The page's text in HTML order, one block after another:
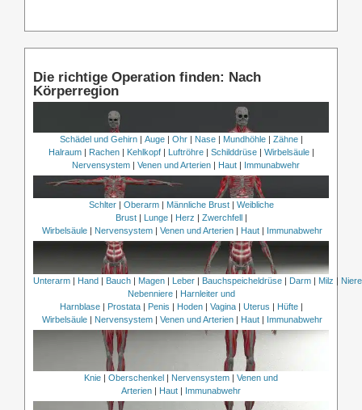
Die richtige Operation finden: Nach
Körperregion
Schädel und Gehirn| Auge| Ohr| Nase| Mundhöhle| Zähne|
Halraum| Rachen| Kehlkopf| Luftröhre| Schilddrüse| Wirbelsäule|
Nervensystem | Venen und Arterien | Haut | Immunabwehr
Schlter| Oberarm| Männliche Brust| Weibliche
Brust| Lunge| Herz Zwerchfell
Wirbelsäule
Nervensystem Venen und Arterien Haut Immunabwehr
Unterarm| Hand Bauch| Magen| Leber| Bauchspeicheldrüse| Darm| Milz
Nebenniere|
Harnleiter und
Harnblase| Prostata| Penis Hoden| Vagina| Uterus Hüfte|
Wirbelsäule
Nervensystem Venen und Arterien Haut Immunabwehr
Knie | Oberschenkel | Nervensystem | Venen und
Arterien | Haut | Immunabwehr